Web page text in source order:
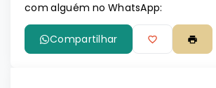
com alguém no WhatsApp:
Compartilhar